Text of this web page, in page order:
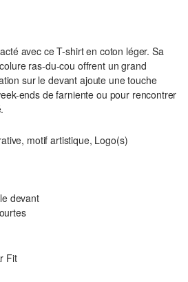
avec ce T-shirt en coton léger. Sa
ras-du-cou offrent un grand
sur le devant ajoute une touche
ends de farniente ou pour rencontrer
motif artistique, Logo(s)
devant
Fit